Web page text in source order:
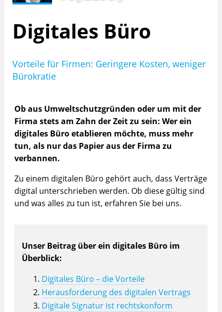
Digitales Büro
Vorteile für Firmen: Geringere Kosten, weniger
Bürokratie
Ob aus Umweltschutzgründen oder um mit der
Firma stets am Zahn der Zeit zu sein: Wer ein
digitales Büro etablieren möchte, muss mehr
tun, als nur das Papier aus der Firma zu
verbannen.
Zu einem digitalen Büro gehört auch, dass Verträge
digital unterschrieben werden. Ob diese gültig sind
und was alles zu tun ist, erfahren Sie bei uns.
Unser Beitrag über ein digitales Büro im
Überblick:
Digitales Büro – die Vorteile
Herausforderung des digitalen Vertrags
Digitale Signatur ist rechtskonform